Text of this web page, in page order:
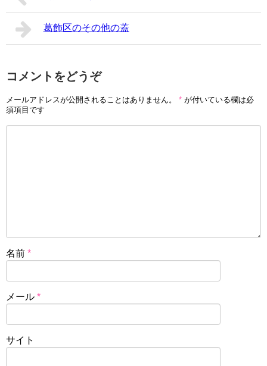
葛飾区のその他の蓋
コメントをどうぞ
メールアドレスが公開されることはありません。 * が付いている欄は必
須項目です
名前 *
メール *
サイト